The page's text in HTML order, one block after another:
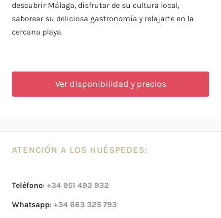
descubrir Málaga, disfrutar de su cultura local,
saborear su deliciosa gastronomía y relajarte en la
cercana playa.
Ver disponibilidad y precios
ATENCIÓN A LOS HUÉSPEDES:
Teléfono: +34 951 493 932
Whatsapp: +34 663 325 793